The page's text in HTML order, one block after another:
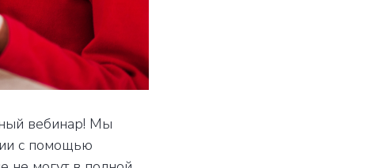
вебинар! Мы
с помощью